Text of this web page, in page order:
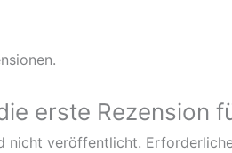
erste Rezension
nicht veröffentlicht.